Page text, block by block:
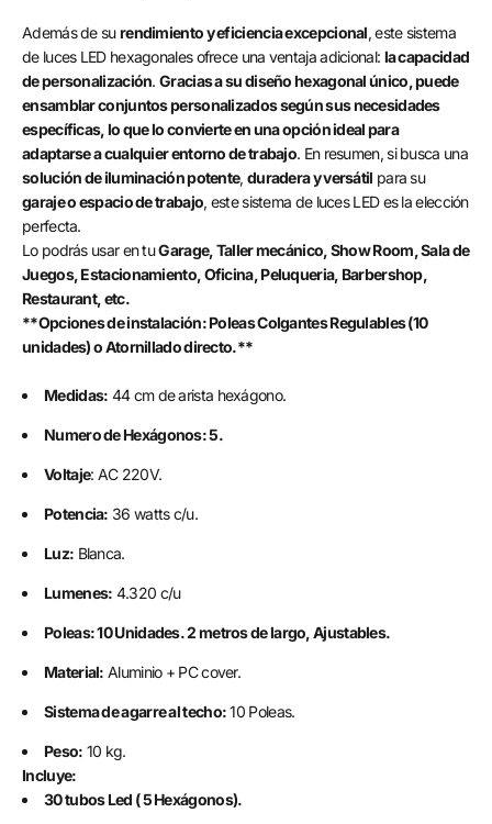
Además de surendimiento y eficiencia excepcional, este sistema
de luces LED hexagonales ofrece una ventaja adicional: la capacidad
de personalización.Gracias a su diseño hexagonal único, puede
ensamblar conjuntos personalizados según sus necesidades
específicas, lo que lo convierte en una opción ideal para
adaptarse a cualquier entorno de trabajo. En resumen, si busca una
solución de iluminación potente, duradera y versátil para su
garaje o espacio de trabajo, este sistema de luces LED es la elección
perfecta.
Lo podrás usar en tuGarage, Taller mecánico, Show Room, Sala de
Juegos, Estacionamiento, Oficina, Peluqueria, Barbershop,
Restaurant, etc.
**Opciones de instalación: Poleas Colgantes Regulables (10
unidades) o Atornillado directo.**
Medidas: 44 cm de arista hexágono.
Numero de Hexágonos: 5.
Voltaje: AC 220V.
Potencia: 36 watts c/u.
Luz: Blanca.
Lumenes: 4.320 c/u
Poleas: 10 Unidades. 2 metros de largo, Ajustables.
Material: Aluminio + PC cover.
Sistema de agarre al techo:10 Poleas.
Peso: 10 kg.
Incluye:
30 tubos Led ( 5 Hexágonos).